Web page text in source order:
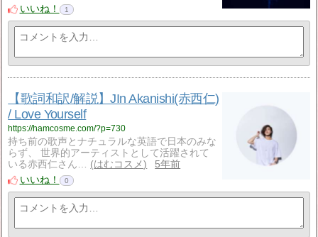
いいね！
1
【歌詞和訳/解説】JIn Akanishi(赤西仁)
/ Love Yourself
https://hamcosme.com/?p=730
持ち前の歌声とナチュラルな英語で日本のみな
らず、 世界的アーティストとして活躍されて
いる赤西仁さん…
はむコスメ
5年前
いいね！
0